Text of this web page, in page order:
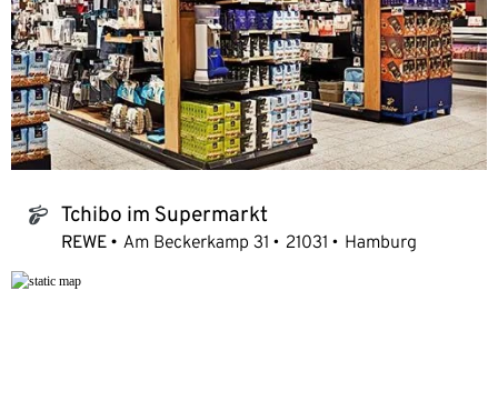
tchibo_logo Tchibo im Supermarkt
REWE Am Beckerkamp 31 21031 Hamburg